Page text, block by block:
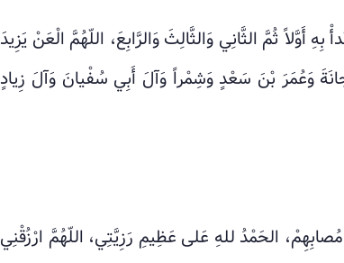
أَوَّلاً ثُمَّ الثَّانِي وَالثَّالِثَ وَالرَّابِعَ، اللّهُمَّ الْعَنْ يَزِيدَ
وَعُمَرَ بْنَ سَعْدٍ وَشِمْراً وَآلَ أَبِي سُفْيانَ وَآلَ زِيادٍ
الحَمْدُ للهِ عَلى عَظِيمِ رَزِيَّتِي، اللّهُمَّ ارْزُقْنِي